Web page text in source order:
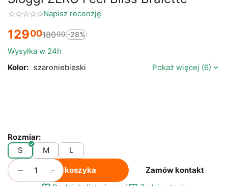
Napisz recenzję
1290018000-28%
Wysyłka w 24h
Kolor: szaroniebieski Pokaż więcej (6)
Rozmiar:
S
M L
+
− Do koszyka
Zamów kontakt